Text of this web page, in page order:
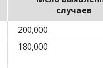
случаев
200,000
180,000